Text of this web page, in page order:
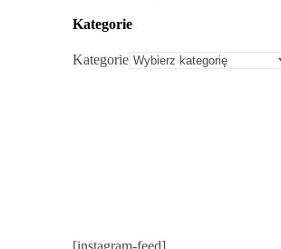
Kategorie
Kategorie